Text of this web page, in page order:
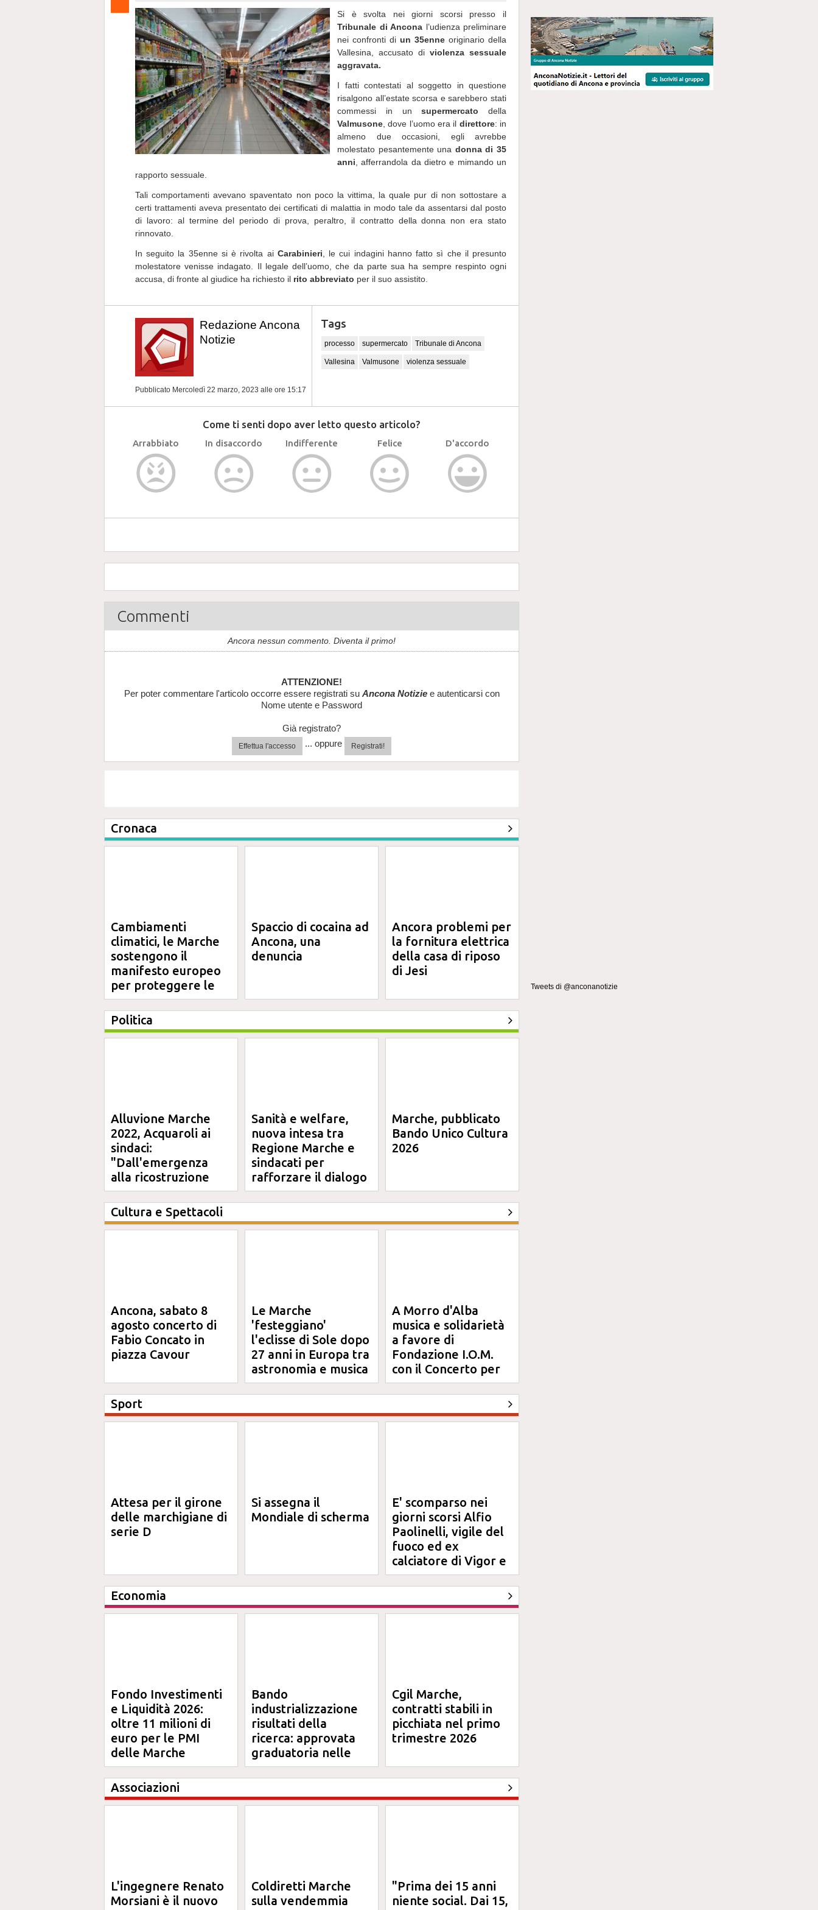
Si è svolta nei giorni scorsi presso il
Tribunale di Ancona l’udienza preliminare
nei confronti di un 35enne originario della
Vallesina, accusato di violenza sessuale
aggravata.
I fatti contestati al soggetto in questione
risalgono all’estate scorsa e sarebbero stati
commessi in unsupermercato della
Valmusone , dove l’uomo era il direttore: in
almeno due occasioni, egli avrebbe
molestato pesantemente una donna di 35
anni , afferrandola da dietro e mimando un
rapporto sessuale.
Tali comportamenti avevano spaventato non poco la vittima, la quale pur di non sottostare a
certi trattamenti aveva presentato dei certificati di malattia in modo tale da assentarsi dal posto
di lavoro: al termine del periodo di prova, peraltro, il contratto della donna non era stato
rinnovato.
In seguito la 35enne si è rivolta ai Carabinieri , le cui indagini hanno fatto sì che il presunto
molestatore venisse indagato. Il legale dell’uomo, che da parte sua ha sempre respinto ogni
accusa, di fronte al giudice ha richiesto il rito abbreviato per il suo assistito.
Redazione Ancona
Notizie
Pubblicato Mercoledì 22 marzo, 2023 alle ore 15:17
Tags
processo supermercato Tribunale di Ancona
Vallesina Valmusone violenza sessuale
Come ti senti dopo aver letto questo articolo?
Arrabbiato In disaccordo Indifferente Felice D'accordo
Commenti
Ancora nessun commento. Diventa il primo!
ATTENZIONE!
Per poter commentare l'articolo occorre essere registrati su Ancona Notiziee autenticarsi con
Nome utente e Password
Già registrato?
Effettua l'accesso ... oppure Registrati!
Cronaca
Cambiamenti
climatici, le Marche
sostengono il
manifesto europeo
per proteggere le
aree costiere
Spaccio di cocaina ad
Ancona, una
denuncia
Ancora problemi per
la fornitura elettrica
della casa di riposo
di Jesi
Politica
Alluvione Marche
2022, Acquaroli ai
sindaci:
"Dall'emergenza
alla ricostruzione
definitiva"
Sanità e welfare,
nuova intesa tra
Regione Marche e
sindacati per
rafforzare il dialogo
Marche, pubblicato
Bando Unico Cultura
2026
Cultura e Spettacoli
Ancona, sabato 8
agosto concerto di
Fabio Concato in
piazza Cavour
Le Marche
'festeggiano'
l'eclisse di Sole dopo
27 anni in Europa tra
astronomia e musica
A Morro d'Alba
musica e solidarietà
a favore di
Fondazione I.O.M.
con il Concerto per
Anna
Sport
Attesa per il girone
delle marchigiane di
serie D
Si assegna il
Mondiale di scherma
E' scomparso nei
giorni scorsi Alfio
Paolinelli, vigile del
fuoco ed ex
calciatore di Vigor e
Jesina
Economia
Fondo Investimenti
e Liquidità 2026:
oltre 11 milioni di
euro per le PMI
delle Marche
Bando
industrializzazione
risultati della
ricerca: approvata
graduatoria nelle
Marche
Cgil Marche,
contratti stabili in
picchiata nel primo
trimestre 2026
Associazioni
L'ingegnere Renato
Morsiani è il nuovo
Coldiretti Marche
sulla vendemmia
"Prima dei 15 anni
niente social. Dai 15,
Tweets di @anconanotizie